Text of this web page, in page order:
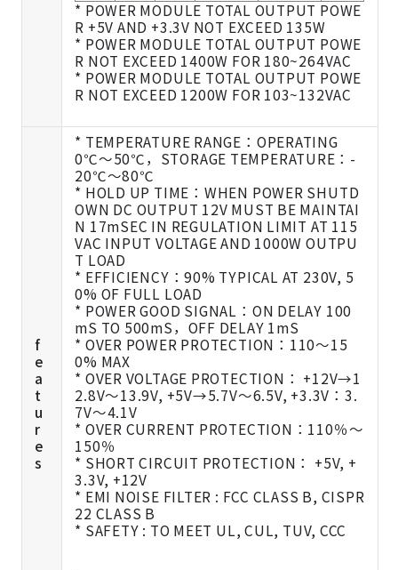
* POWER MODULE TOTAL OUTPUT POWE
R +5V AND +3.3V NOT EXCEED 135W
* POWER MODULE TOTAL OUTPUT POWE
R NOT EXCEED 1400W FOR 180~264VAC
* POWER MODULE TOTAL OUTPUT POWE
R NOT EXCEED 1200W FOR 103~132VAC
f
e
a
t
u
r
e
s
* TEMPERATURE RANGE：OPERATING
0℃～50℃，STORAGE TEMPERATURE：-
20℃～80℃
* HOLD UP TIME：WHEN POWER SHUTD
OWN DC OUTPUT 12V MUST BE MAINTAI
N 17mSEC IN REGULATION LIMIT AT 115
VAC INPUT VOLTAGE AND 1000W OUTPU
T LOAD
* EFFICIENCY：90% TYPICAL AT 230V, 5
0% OF FULL LOAD
* POWER GOOD SIGNAL：ON DELAY 100
mS TO 500mS，OFF DELAY 1mS
* OVER POWER PROTECTION：110～15
0% MAX
* OVER VOLTAGE PROTECTION： +12V→1
2.8V～13.9V, +5V→5.7V～6.5V, +3.3V：3.
7V～4.1V
* OVER CURRENT PROTECTION：110％～
150％
* SHORT CIRCUIT PROTECTION： +5V, +
3.3V, +12V
* EMI NOISE FILTER : FCC CLASS B, CISPR
22 CLASS B
* SAFETY : TO MEET UL, CUL, TUV, CCC